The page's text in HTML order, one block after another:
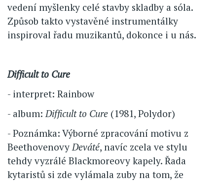
vedení myšlenky celé stavby skladby a sóla.
Způsob takto vystavěné instrumentálky
inspiroval řadu muzikantů, dokonce i u nás.
Difficult to Cure
- interpret: Rainbow
- album: Difficult to Cure (1981, Polydor)
- Poznámka: Výborné zpracování motivu z
Beethovenovy Deváté, navíc zcela ve stylu
tehdy vyzrálé Blackmoreovy kapely. Řada
kytaristů si zde vylámala zuby na tom, že